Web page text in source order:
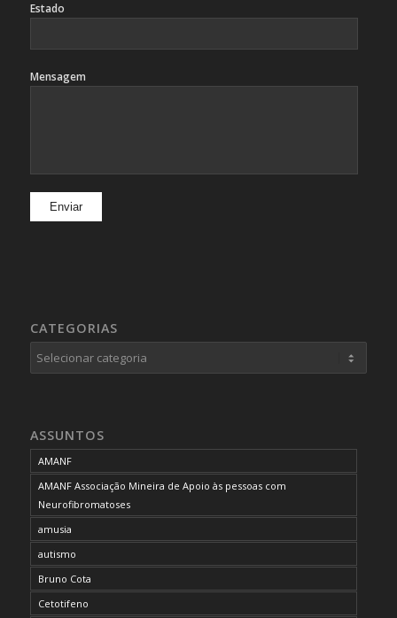
Estado
Mensagem
CATEGORIAS
Categorias
ASSUNTOS
AMANF
AMANF Associação Mineira de Apoio às pessoas com
Neurofibromatoses
amusia
autismo
Bruno Cota
Cetotifeno